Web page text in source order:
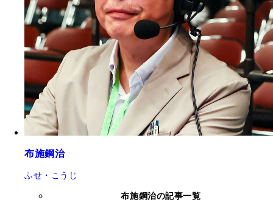
布施鋼治
ふせ・こうじ
布施鋼治の記事一覧